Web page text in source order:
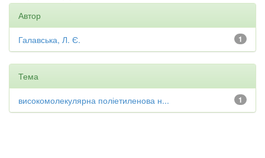
Автор
1
Галавська, Л. Є.
Тема
1
високомолекулярна поліетиленова н...